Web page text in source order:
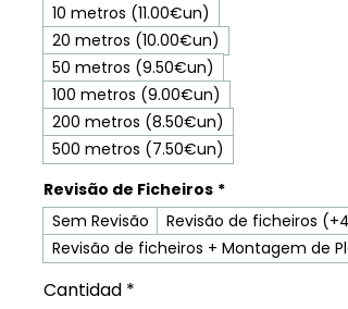
10 metros (11.00€un)
20 metros (10.00€un)
50 metros (9.50€un)
100 metros (9.00€un)
200 metros (8.50€un)
500 metros (7.50€un)
Revisão de Ficheiros *
Sem Revisão
Revisão de ficheiros
Revisão de ficheiros + Montagem de
Cantidad *